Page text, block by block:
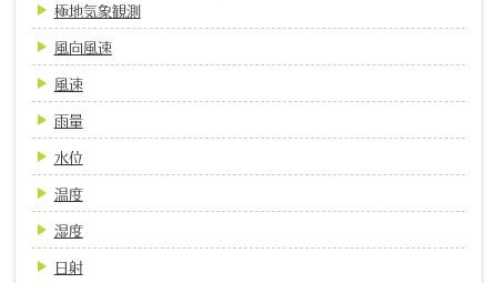
極地気象観測
風向風速
風速
雨量
水位
温度
湿度
日射